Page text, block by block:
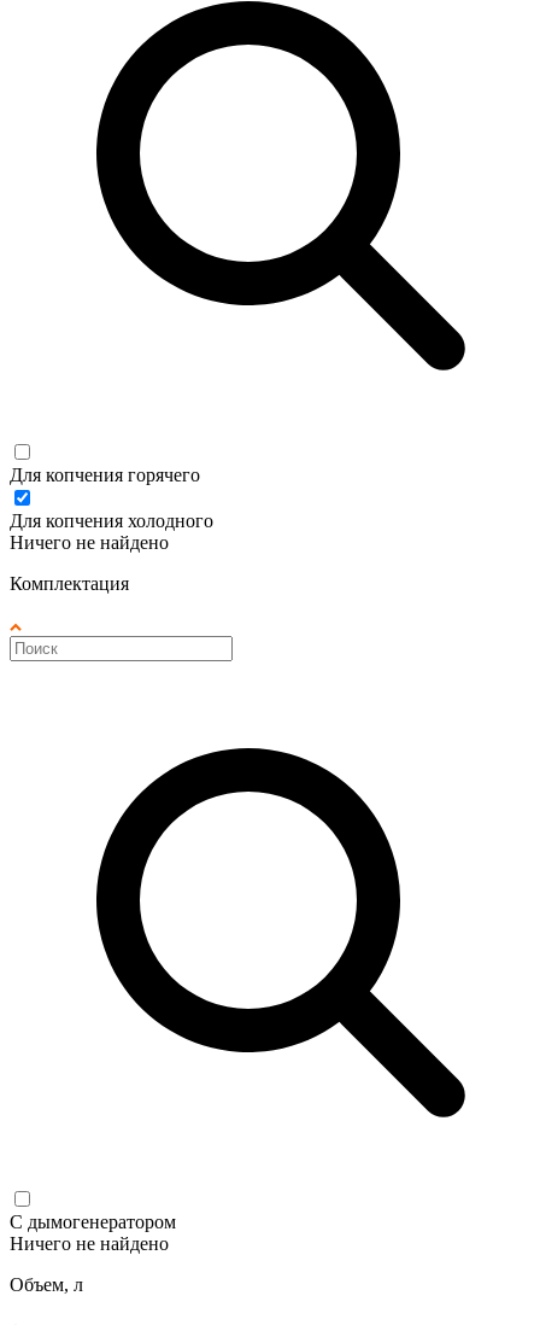
Для копчения горячего
Для копчения холодного
Ничего не найдено
Комплектация
С дымогенератором
Ничего не найдено
Объем, л